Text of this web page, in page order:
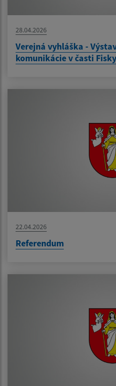
28.04.2026
Verejná vyhláška -
komunikácie v časti
22.04.2026
Referendum